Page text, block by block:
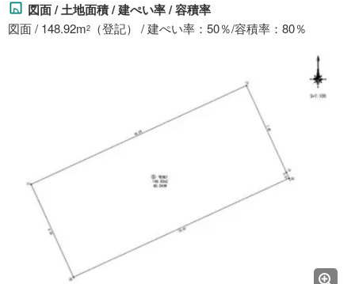
図面 / 土地面積 / 建ぺい率 / 容積率
図面 / 148.92m2 （登記） / 建ぺい率：50％/容積率：80％